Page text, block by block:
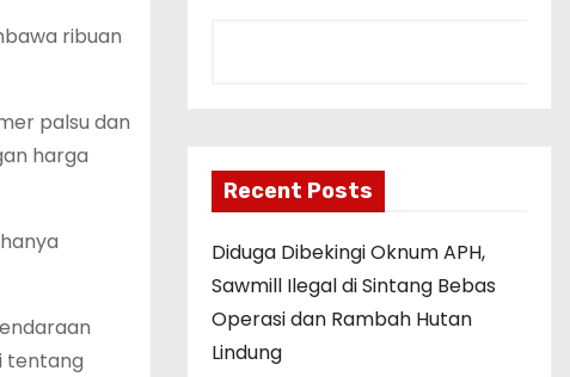
ribuan
palsu dan
harga
tentang
Recent Posts
Diduga Dibekingi Oknum APH,
Sawmill Ilegal di Sintang Bebas
Operasi dan Rambah Hutan
Lindung